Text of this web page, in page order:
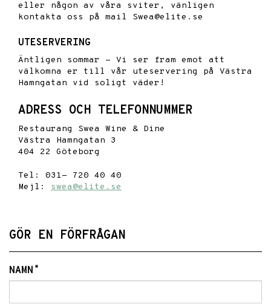
eller någon av våra sviter, vänligen
kontakta oss på mail Swea@elite.se
UTESERVERING
Äntligen sommar - Vi ser fram emot att
välkomna er till vår uteservering på Västra
Hamngatan vid soligt väder!
ADRESS OCH TELEFONNUMMER
Restaurang Swea Wine & Dine
Västra Hamngatan 3
404 22 Göteborg
Tel:
031- 720 40 40
Mejl:
swea@elite.se
GÖR EN FÖRFRÅGAN
NAMN *